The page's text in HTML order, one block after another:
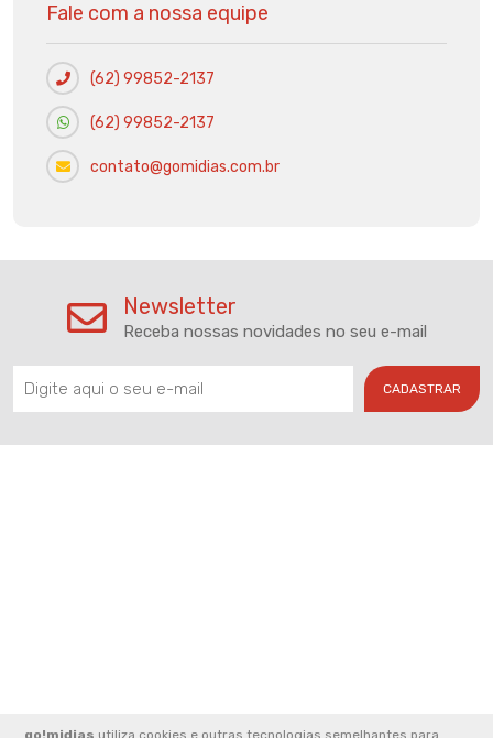
go!midias utiliza cookies e outras tecnologias semelhantes para
Fale com a nossa equipe
(62) 99852-2137
(62) 99852-2137
contato@gomidias.com.br
Newsletter
Receba nossas novidades no seu e-mail
CADASTRAR